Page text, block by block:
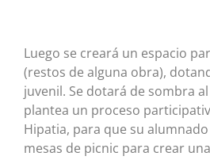
Luego se creará un espacio
(restos de alguna obra),
juvenil. Se dotará de sombra
plantea un proceso
Hipatia, para que su
mesas de picnic para crear